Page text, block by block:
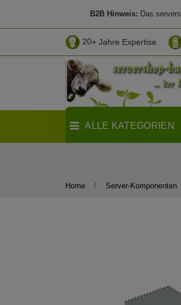
B2B Hinweis: Das
20+ Jahre Expertise
ALLE KATEGORIEN
Home Server-Komponenten